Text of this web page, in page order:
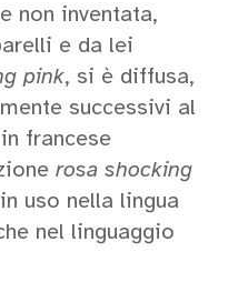
non inventata,
e da lei
pink, si è diffusa,
successivi al
francese
rosa shocking
uso nella lingua
nel linguaggio